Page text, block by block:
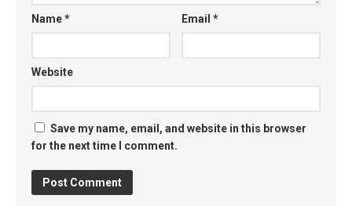
Name* Email*
Website
Save my name, email, and website in this browser
for the next time I comment.